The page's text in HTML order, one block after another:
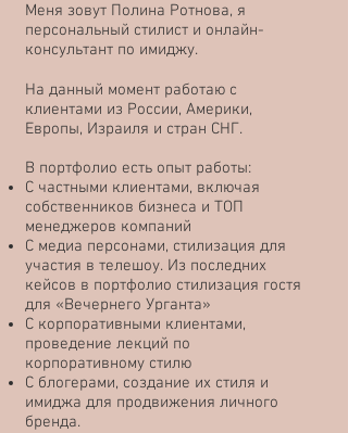
Меня зовут Полина Ротнова, я
персональный стилист и онлайн-
консультант по имиджу.
На данный момент работаю с
клиентами из России, Америки,
Европы, Израиля и стран СНГ.
В портфолио есть опыт работы:
С частными клиентами, включая
собственников бизнеса и ТОП
менеджеров компаний
С медиа персонами, стилизация для
участия в телешоу. Из последних
кейсов в портфолио стилизация гостя
для «Вечернего Урганта»
С корпоративными клиентами,
проведение лекций по
корпоративному стилю
С блогерами, создание их стиля и
имиджа для продвижения личного
бренда.